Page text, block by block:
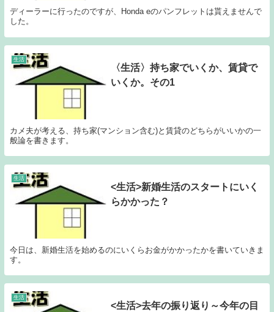
ディーラーに行ったのですが、Honda eのパンフレットは貰えませんで
した。
生活
〈生活〉持ち家でいくか、賃貸で
いくか。その1
カメ夫が考える、持ち家(マンション含む)と賃貸のどちらがいいかの一
般論を書きます。
生活
<生活>新婚生活のスタートにいく
らかかった？
今日は、新婚生活を始めるのにいくらお金がかかったかを書いていきま
す。
生活
<生活>去年の振り返り～今年の目